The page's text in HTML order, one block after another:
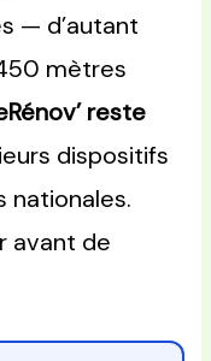
— d’autant
mètres
reste
dispositifs
nationales.
avant de